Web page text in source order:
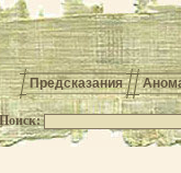
Предсказания
Поиск: